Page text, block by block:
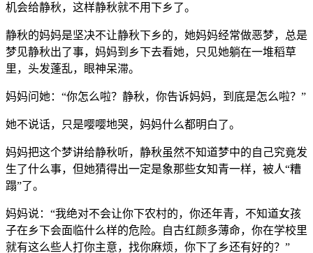
机会给静秋，这样静秋就不用下乡了。
静秋的妈妈是坚决不让静秋下乡的，她妈妈经常做恶梦，总是
梦见静秋出了事，妈妈到乡下去看她，只见她躺在一堆稻草
里，头发蓬乱，眼神呆滞。
妈妈问她：“你怎么啦？静秋，你告诉妈妈，到底是怎么啦？”
她不说话，只是嘤嘤地哭，妈妈什么都明白了。
妈妈把这个梦讲给静秋听，静秋虽然不知道梦中的自己究竟发
生了什么事，但她猜得出一定是象那些女知青一样，被人“糟
蹋”了。
妈妈说：“我绝对不会让你下农村的，你还年青，不知道女孩
子在乡下会面临什么样的危险。自古红颜多薄命，你在学校里
就有这么些人打你主意，找你麻烦，你下了乡还有好的？”